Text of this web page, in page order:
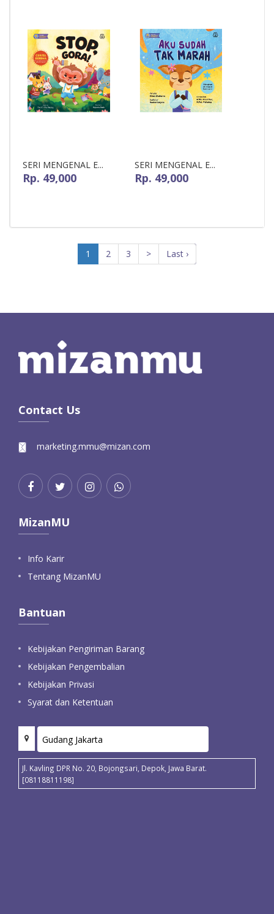
SERI MENGENAL E...
Rp. 49,000
SERI MENGENAL E...
Rp. 49,000
1 2 3 > Last ›
Contact Us
marketing.mmu@mizan.com
MizanMU
Info Karir
Tentang MizanMU
Bantuan
Kebijakan Pengiriman Barang
Kebijakan Pengembalian
Kebijakan Privasi
Syarat dan Ketentuan
Jl. Kavling DPR No. 20, Bojongsari, Depok, Jawa Barat.
[08118811198]